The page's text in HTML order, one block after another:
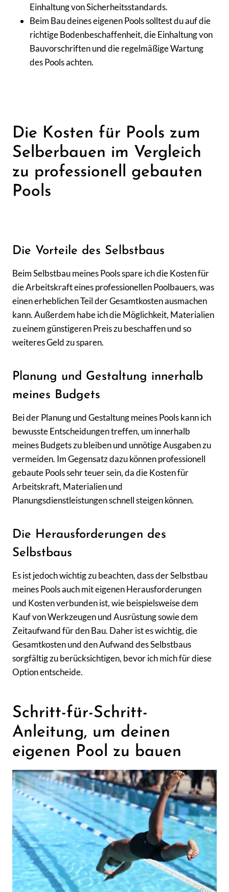
Einhaltung von Sicherheitsstandards.
Beim Bau deines eigenen Pools solltest du auf die
richtige Bodenbeschaffenheit, die Einhaltung von
Bauvorschriften und die regelmäßige Wartung
des Pools achten.
Die Kosten für Pools zum
Selberbauen im Vergleich
zu professionell gebauten
Pools
Die Vorteile des Selbstbaus
Beim Selbstbau meines Pools spare ich die Kosten für
die Arbeitskraft eines professionellen Poolbauers, was
einen erheblichen Teil der Gesamtkosten ausmachen
kann. Außerdem habe ich die Möglichkeit, Materialien
zu einem günstigeren Preis zu beschaffen und so
weiteres Geld zu sparen.
Planung und Gestaltung innerhalb
meines Budgets
Bei der Planung und Gestaltung meines Pools kann ich
bewusste Entscheidungen treffen, um innerhalb
meines Budgets zu bleiben und unnötige Ausgaben zu
vermeiden. Im Gegensatz dazu können professionell
gebaute Pools sehr teuer sein, da die Kosten für
Arbeitskraft, Materialien und
Planungsdienstleistungen schnell steigen können.
Die Herausforderungen des
Selbstbaus
Es ist jedoch wichtig zu beachten, dass der Selbstbau
meines Pools auch mit eigenen Herausforderungen
und Kosten verbunden ist, wie beispielsweise dem
Kauf von Werkzeugen und Ausrüstung sowie dem
Zeitaufwand für den Bau. Daher ist es wichtig, die
Gesamtkosten und den Aufwand des Selbstbaus
sorgfältig zu berücksichtigen, bevor ich mich für diese
Option entscheide.
Schritt-für-Schritt-
Anleitung, um deinen
eigenen Pool zu bauen